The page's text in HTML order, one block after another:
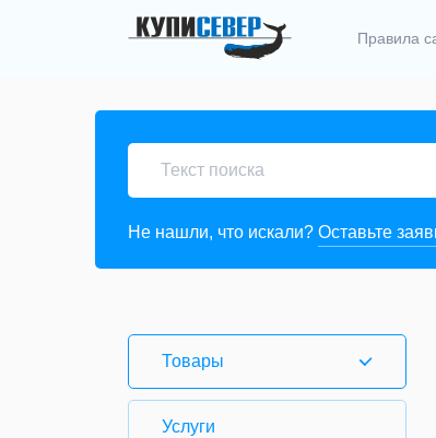
Правила
Не нашли, что искали? Оставьте
Товары
Услуги